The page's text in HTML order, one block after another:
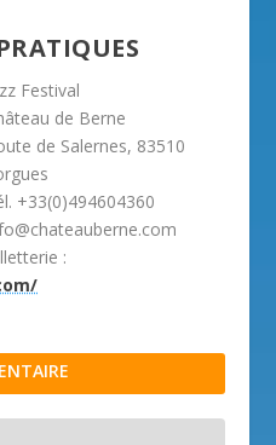
Festival
de Berne
de Salernes, 83510
+33(0)494604360
: